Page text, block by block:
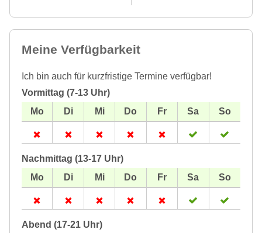
Meine Verfügbarkeit
Ich bin auch für kurzfristige Termine verfügbar!
Vormittag (7-13 Uhr)
Nachmittag (13-17 Uhr)
Abend (17-21 Uhr)